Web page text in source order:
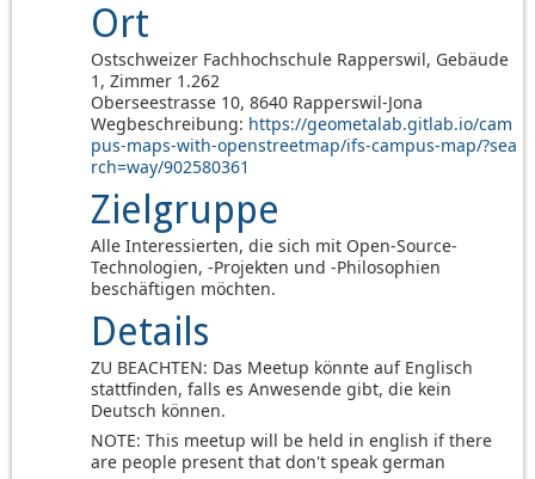
Ort
Ostschweizer Fachhochschule Rapperswil, Gebäude
1, Zimmer 1.262
Oberseestrasse 10, 8640 Rapperswil-Jona
Wegbeschreibung: https://geometalab.gitlab.io/cam
pus-maps-with-openstreetmap/ifs-campus-map/?sea
rch=way/902580361
Zielgruppe
Alle Interessierten, die sich mit Open-Source-
Technologien, -Projekten und -Philosophien
beschäftigen möchten.
Details
ZU BEACHTEN: Das Meetup könnte auf Englisch
stattfinden, falls es Anwesende gibt, die kein
Deutsch können.
NOTE: This meetup will be held in english if there
are people present that don't speak german